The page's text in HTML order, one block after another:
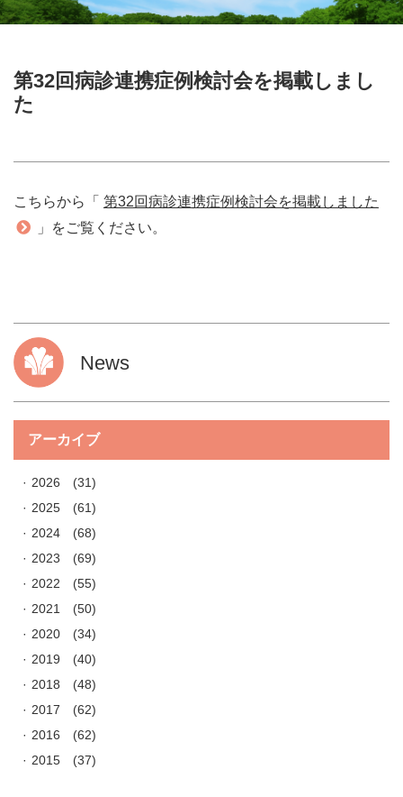
News
アーカイブ
2026
(31)
2025
(61)
2024
(68)
2023
(69)
2022
(55)
2021
(50)
2020
(34)
2019
(40)
2018
(48)
2017
(62)
2016
(62)
2015
(37)
第32回病診連携症例検討会を掲載しまし
た
こちらから「 第32回病診連携症例検討会を掲載しました
」をご覧ください。